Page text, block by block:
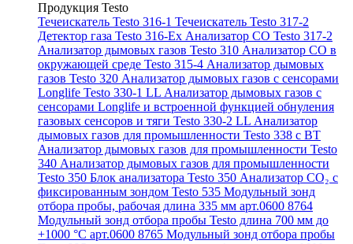
Продукция Testo
Течеискатель Testo 316-1 Течеискатель Testo 317-2
Детектор газа Testo 316-Ex Анализатор CO Testo 317-2
Анализатор дымовых газов Testo 310 Анализатор CO в
окружающей среде Testo 315-4 Анализатор дымовых
газов Testo 320 Анализатор дымовых газов с сенсорами
Longlife Testo 330-1 LL Анализатор дымовых газов с
сенсорами Longlife и встроенной функцией обнуления
газовых сенсоров и тяги Testo 330-2 LL Анализатор
дымовых газов для промышленности Testo 338 с BT
Анализатор дымовых газов для промышленности Testo
340 Анализатор дымовых газов для промышленности
Testo 350 Блок анализатора Testo 350 Анализатор СО₂ с
фиксированным зондом Testo 535 Модульный зонд
отбора пробы, рабочая длина 335 мм арт.0600 8764
Модульный зонд отбора пробы Testo длина 700 мм до
+1000 °С арт.0600 8765 Модульный зонд отбора пробы